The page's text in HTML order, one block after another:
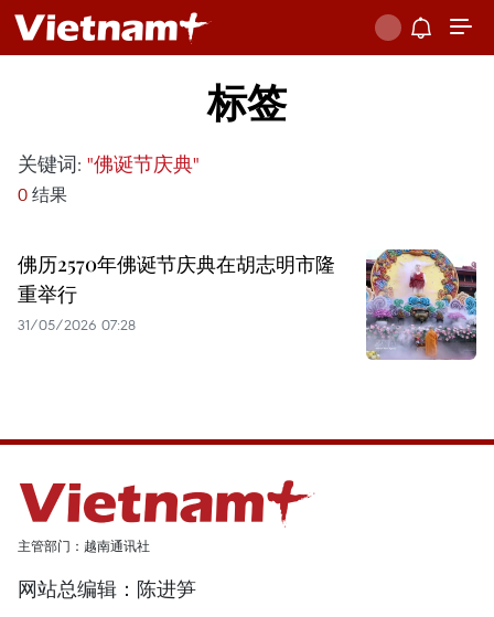
标签
关键词: "佛诞节庆典"
0 结果
佛历2570年佛诞节庆典在胡志明市隆
重举行
31/05/2026 07:28
主管部门：越南通讯社
网站总编辑：陈进笋